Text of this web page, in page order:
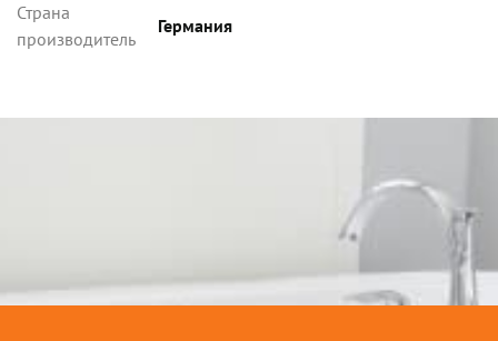
Страна
производитель
Германия